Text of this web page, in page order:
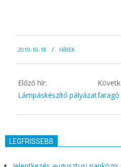
10-
18
2019-10-18 HÍREK
Előző hír:
Lámpáskészítő pályázatfaragó
LEGFRISSEBB